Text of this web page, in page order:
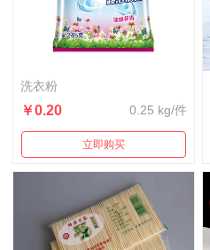
洗衣粉
￥0.20 0.25 kg/件
立即购买